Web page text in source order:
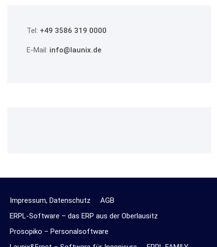
Tel: +49 3586 319 0000
E-Mail: info@launix.de
Impressum, Datenschutz
AGB
ERPL-Software – das ERP aus der Oberlausitz
Prosopiko – Personalsoftware